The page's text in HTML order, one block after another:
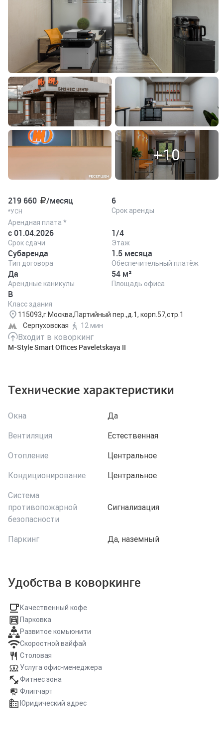
+10
Арендная плата *
219 660 /месяц
*УСН Срок аренды
6
Срок сдачи
с 01.04.2026
Этаж
1/4
Тип договора
Субаренда
Обеспечительный платёж
1.5 месяца
Арендные каникулы
Да
Площадь офиса
54 м²
Класс здания
B
115093,г.Москва,Партийный пер.,д.1, корп.57,стр.1
Серпуховская
12 мин
Входит в коворкинг
M-Style Smart Offices Paveletskaya II
Технические характеристики
Окна
Да
Вентиляция
Естественная
Отопление
Центральное
Кондиционирование
Центральное
Система
противопожарной
безопасности
Сигнализация
Паркинг Да, наземный
Удобства в коворкинге
Качественный кофе
Парковка
Развитое комьюнити
Скоростной вайфай
Столовая
Услуга офис-менеджера
Фитнес зона
Флипчарт
Юридический адрес